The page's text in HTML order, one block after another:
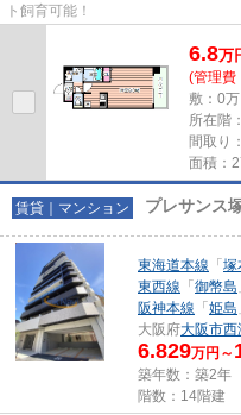
ト飼育可能！
6.8万
(管理費
敷：0
所在階
間取り
面積：
賃貸｜マンション プレサンス
東海道本線 「 塚
東西線 「 御幣島
阪神本線 「 姫島
大阪府大阪市西
6.829万円～
築年数：築2年
階数：14階建